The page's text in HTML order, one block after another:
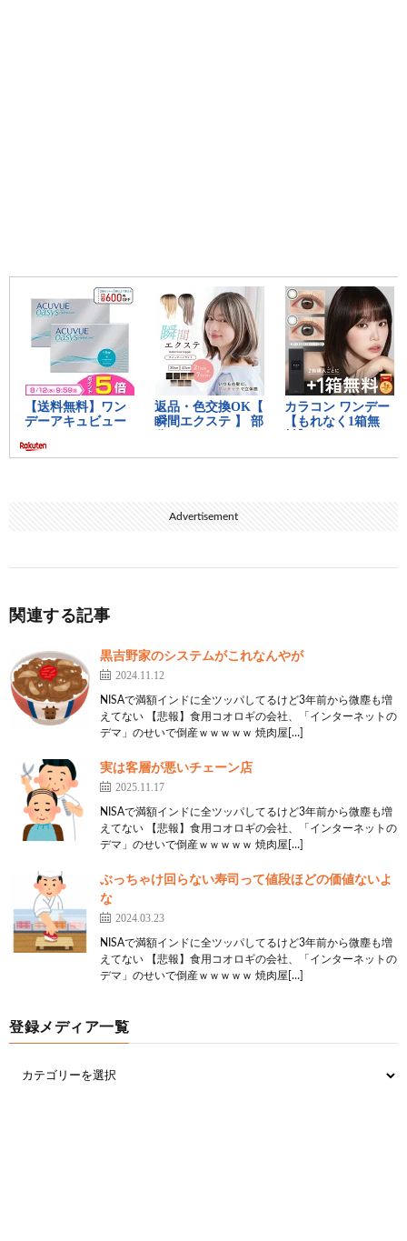
Advertisement
関連する記事
黒吉野家のシステムがこれなんやが
2024.11.12
NISAで満額インドに全ツッパしてるけど3年前から微塵も増
えてない 【悲報】食用コオロギの会社、「インターネットの
デマ」のせいで倒産ｗｗｗｗｗ 焼肉屋[…]
実は客層が悪いチェーン店
2025.11.17
NISAで満額インドに全ツッパしてるけど3年前から微塵も増
えてない 【悲報】食用コオロギの会社、「インターネットの
デマ」のせいで倒産ｗｗｗｗｗ 焼肉屋[…]
ぶっちゃけ回らない寿司って値段ほどの価値ないよ
な
2024.03.23
NISAで満額インドに全ツッパしてるけど3年前から微塵も増
えてない 【悲報】食用コオロギの会社、「インターネットの
デマ」のせいで倒産ｗｗｗｗｗ 焼肉屋[…]
登録メディア一覧